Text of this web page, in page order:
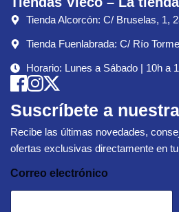
Tienda Alcorcón: C/ Bruselas, 1,
Tienda Fuenlabrada: C/ Río
Horario: Lunes a Sábado | 10h a
Suscríbete a
Recibe las últimas novedades,
ofertas exclusivas directamente en
Correo electrónico